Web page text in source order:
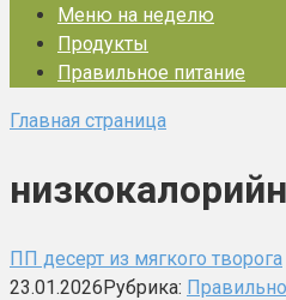
Меню на неделю
Продукты
Правильное питание
Главная страница
ПП десерт из мягкого творога
23.01.2026Рубрика: